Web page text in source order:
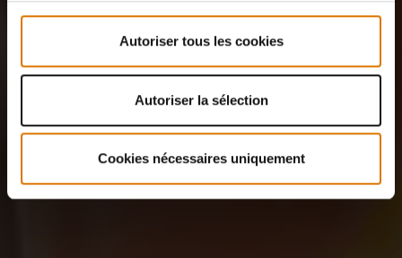
Autoriser tous les cookies
Autoriser la sélection
Cookies nécessaires uniquement